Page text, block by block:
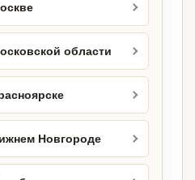
области
Новгороде